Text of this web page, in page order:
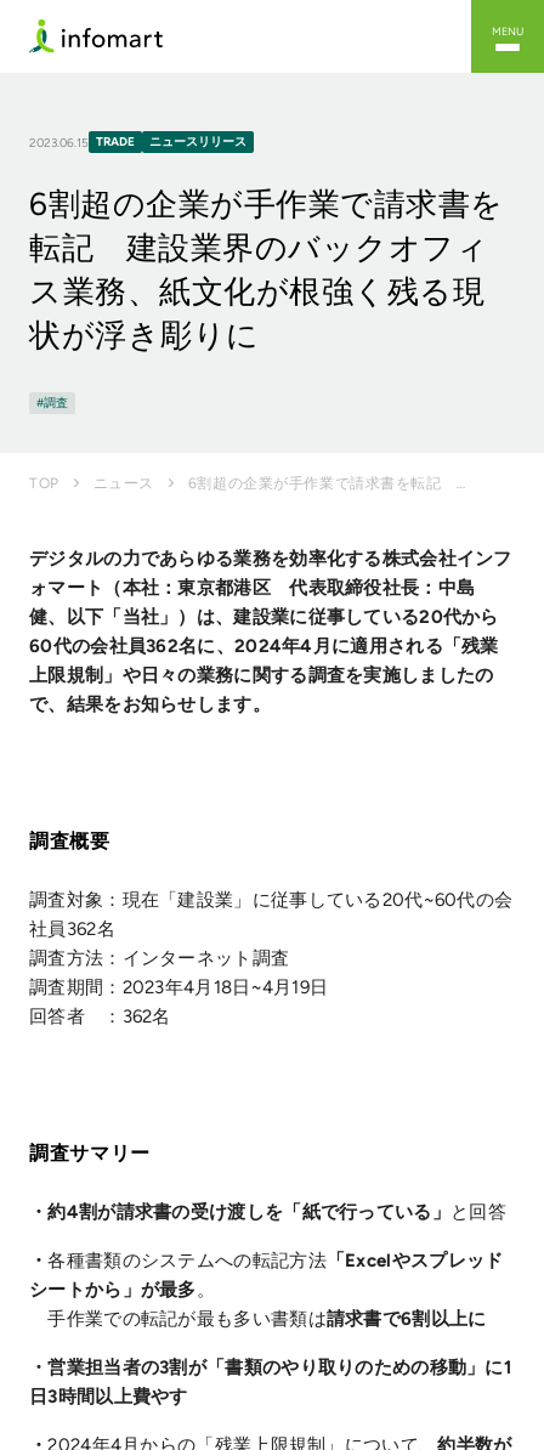
MENU
2023.06.15 TRADE ニュースリリース
6割超の企業が手作業で請求書を
転記 建設業界のバックオフィ
ス業務、紙文化が根強く残る現
状が浮き彫りに
調査
TOP ニュース
デジタルの力であらゆる業務を効率化する株式会社インフ
ォマート（本社：東京都港区 代表取締役社長：中島
健、以下「当社」）は、建設業に従事している20代から
60代の会社員362名に、2024年4月に適用される「残業
上限規制」や日々の業務に関する調査を実施しましたの
で、結果をお知らせします。
調査概要
調査対象：現在「建設業」に従事している20代~60代の会
社員362名
調査方法：インターネット調査
調査期間：2023年4月18日~4月19日
回答者 ：362名
調査サマリー
・約4割が請求書の受け渡しを「紙で行っている」 と回答
・各種書類のシステムへの転記方法「Excelやスプレッド
シートから」が最多。
手作業での転記が最も多い書類は請求書で6割以上に
・営業担当者の3割が「書類のやり取りのための移動」に1
日3時間以上費やす
・2024年4月からの「残業上限規制」について、約半数が